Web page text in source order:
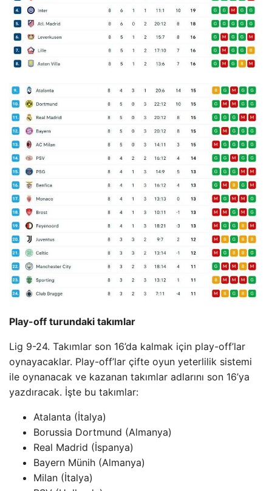
Play-off turundaki takımlar
Lig 9-24. Takımlar son 16’da kalmak için play-off’lar
oynayacaklar. Play-off’lar çifte oyun yeterlilik sistemi
ile oynanacak ve kazanan takımlar adlarını son 16’ya
yazdıracak. İşte bu takımlar:
Atalanta (İtalya)
Borussia Dortmund (Almanya)
Real Madrid (İspanya)
Bayern Münih (Almanya)
Milan (İtalya)